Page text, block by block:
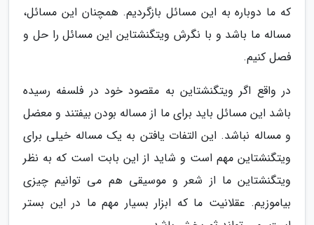
که ما دوباره به این مسائل بازگردیم. همچنان این مسائل،
مساله ما باشد و با نگرش ویتگنشتاین این مسائل را حل و
فصل کنیم.
در واقع اگر ویتگنشتاین به مقصود خود در فلسفه رسیده
باشد این مسائل باید برای ما از مساله بودن بیفتند و معضل
و مساله نباشد. این التفات یافتن به یک مساله خیلی برای
ویتگنشتاین مهم است و شاید از این بابت است که به نظر
ویتگنشتاین ما از شعر و موسیقی هم می توانیم چیزی
بیاموزیم. عقلانیت ما که ابزار بسیار مهم ما در این بستر